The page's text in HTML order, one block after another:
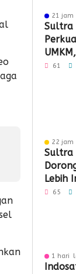
21
Sultra
61
22
Sultra
Lebih
65
1 hari